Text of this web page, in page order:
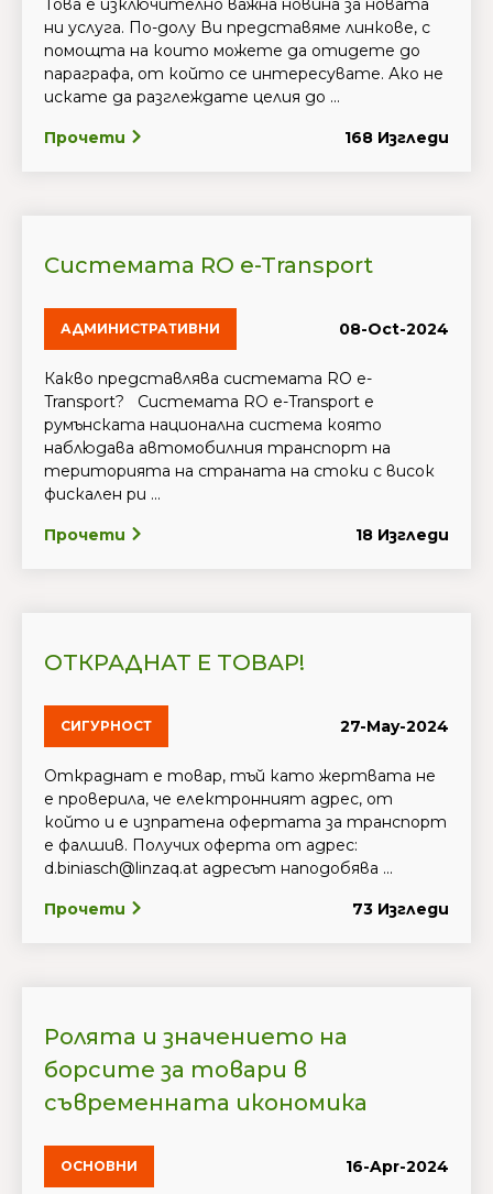
Това е изключително важна новина за новата
ни услуга. По-долу Ви представяме линкове, с
помощта на които можете да отидете до
параграфа, от който се интересувате. Ако не
искате да разглеждате целия до ...
Прочети 168 Изгледи
Системата RO e-Transport
АДМИНИСТРАТИВНИ 08-Oct-2024
Какво представлява системата RO e-
Transport? Системата RO e-Transport е
румънската национална система която
наблюдава автомобилния транспорт на
територията на страната на стоки с висок
фискален ри ...
Прочети 18 Изгледи
ОТКРАДНАТ Е ТОВАР!
СИГУРНОСТ 27-May-2024
Откраднат е товар, тъй като жертвата не
е проверила, че електронният адрес, от
който и е изпратена офертата за транспорт
е фалшив. Получих оферта от адрес:
d.biniasch@linzaq.at адресът наподобява ...
Прочети 73 Изгледи
Ролята и значението на
борсите за товари в
съвременната икономика
ОСНОВНИ 16-Apr-2024